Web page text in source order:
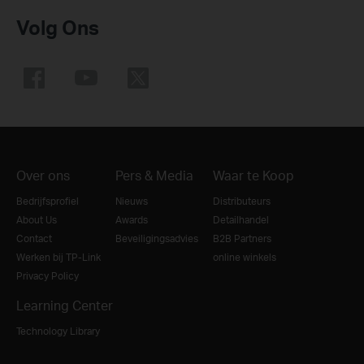
Volg Ons
Over ons
Bedrijfsprofiel
About Us
Contact
Werken bij TP-Link
Privacy Policy
Pers & Media
Nieuws
Awards
Beveiligingsadvies
Waar te Koop
Distributeurs
Detailhandel
B2B Partners
online winkels
Learning Center
Technology Library